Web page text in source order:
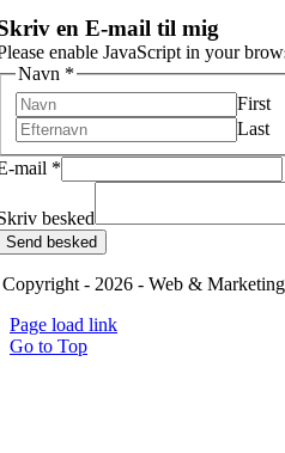
en E-mail til mig
enable JavaScript in your
Navn *
First
Last
mail *
besked
Send besked
- 2026 - Web &
Page load link
Go to Top